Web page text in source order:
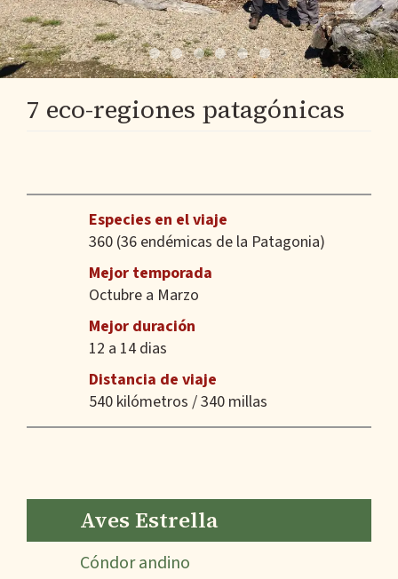
7 eco-regiones patagónicas
Especies en el viaje
360 (36 endémicas de la Patagonia)
Mejor temporada
Octubre a Marzo
Mejor duración
12 a 14 dias
Distancia de viaje
540 kilómetros / 340 millas
Aves Estrella
Cóndor andino